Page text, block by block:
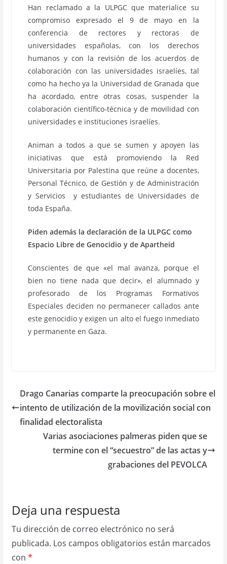
Han reclamado a la ULPGC que materialice su
compromiso expresado el 9 de mayo en la
conferencia de rectores y rectoras de
universidades españolas, con los derechos
humanos y con la revisión de los acuerdos de
colaboración con las universidades israelíes, tal
como ha hecho ya la Universidad de Granada que
ha acordado, entre otras cosas, suspender la
colaboración científico-técnica y de movilidad con
universidades e instituciones israelíes.
Animan a todos a que se sumen y apoyen las
iniciativas que está promoviendo la Red
Universitaria por Palestina que reúne a docentes,
Personal Técnico, de Gestión y de Administración
y Servicios y estudiantes de Universidades de
toda España.
Piden además la declaración de la ULPGC como
Espacio Libre de Genocidio y de Apartheid
Conscientes de que «el mal avanza, porque el
bien no tiene nada que decir», el alumnado y
profesorado de los Programas Formativos
Especiales deciden no permanecer callados ante
este genocidio y exigen un alto el fuego inmediato
y permanente en Gaza.
Drago Canarias comparte la preocupación sobre el
intento de utilización de la movilización social con
finalidad electoralista
Varias asociaciones palmeras piden que se
termine con el “secuestro” de las actas y
grabaciones del PEVOLCA
Deja una respuesta
Tu dirección de correo electrónico no será
publicada. Los campos obligatorios están marcados
con *